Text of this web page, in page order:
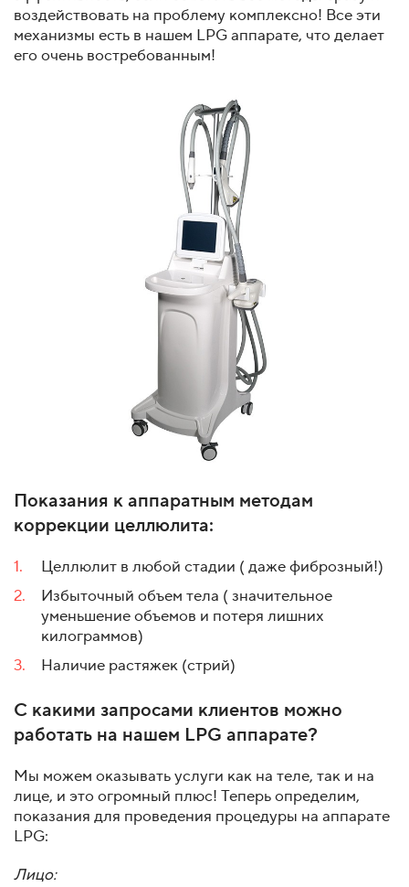
воздействовать на проблему комплексно! Все эти
механизмы есть в нашем LPG аппарате, что делает
его очень востребованным!
Показания к аппаратным методам
коррекции целлюлита:
Целлюлит в любой стадии ( даже фиброзный!)
Избыточный объем тела ( значительное
уменьшение объемов и потеря лишних
килограммов)
Наличие растяжек (стрий)
С какими запросами клиентов можно
работать на нашем LPG аппарате?
Мы можем оказывать услуги как на теле, так и на
лице, и это огромный плюс! Теперь определим,
показания для проведения процедуры на аппарате
LPG:
Лицо: